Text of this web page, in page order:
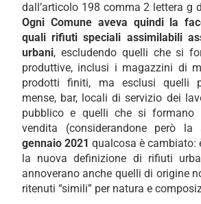
dall’articolo 198 comma 2 lettera g
Ogni Comune aveva quindila
quali rifiuti speciali assimilabili
urbani, escludendo quelli che si
produttive, inclusi i magazzini di
prodotti finiti, ma esclusi quelli
mense, bar, locali di servizio dei
pubblico e quelli che si formano
vendita (considerandone però la
gennaio 2021 qualcosa è cambiato:
la nuova definizione di rifiuti
annoverano anche quelli di origine
ritenuti “simili” per natura e